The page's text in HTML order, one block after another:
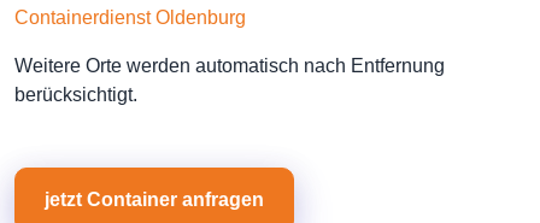
Containerdienst Oldenburg
Weitere Orte werden automatisch nach Entfernung
berücksichtigt.
jetzt Container anfragen